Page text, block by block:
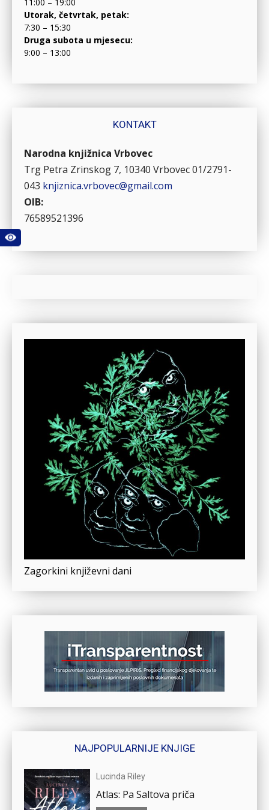
Utorak, četvrtak, petak:
7:30 – 15:30
Druga subota u mjesecu:
9:00 – 13:00
KONTAKT
Narodna knjižnica Vrbovec
Trg Petra Zrinskog 7, 10340 Vrbovec01/2791-
043 knjiznica.vrbovec@gmail.com
OIB:
76589521396
Zagorkini književni dani
NAJPOPULARNIJE KNJIGE
Lucinda Riley
Atlas: Pa Saltova priča